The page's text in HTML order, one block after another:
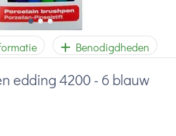
Benodigdheden
edding 4200 - 6 blauw